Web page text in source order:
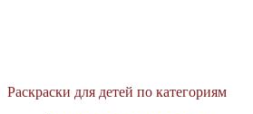
Раскраски для детей по категориям